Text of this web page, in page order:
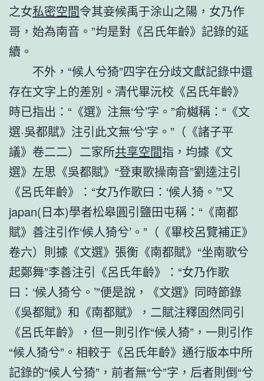
之女私密空間令其妾候禹于涂山之陽，女乃作
哥，始為南音。”均是對《呂氏年齡》記錄的延
續。
不外，“候人兮猗”四字在分歧文獻記錄中還
存在文字上的差別。清代畢沅校《呂氏年齡》
時已指出：“《選》注無‘兮’字。”俞樾稱：“《文
選·吳都賦》注引此文無‘兮’字。”（《諸子平
議》卷二二）二家所共享空間指，均據《文
選》左思《吳都賦》“登東歌操南音”劉逵注引
《呂氏年齡》：“女乃作歌曰：‘候人猗。’”又
japan(日本)學者松皋圓引鹽田屯稱：“《南都
賦》善注引作‘候人猗兮’。”（《畢校呂覽補正》
卷六）則據《文選》張衡《南都賦》“坐南歌兮
起鄭舞”李善注引《呂氏年齡》：“女乃作歌
曰：‘候人猗兮。’”便是說，《文選》同時節錄
《吳都賦》和《南都賦》，二賦注釋固然同引
《呂氏年齡》，但一則引作“候人猗”，一則引作
“候人猗兮”。相較于《呂氏年齡》通行版本中所
記錄的“候人兮猗”，前者無“兮”字，后者則倒“兮